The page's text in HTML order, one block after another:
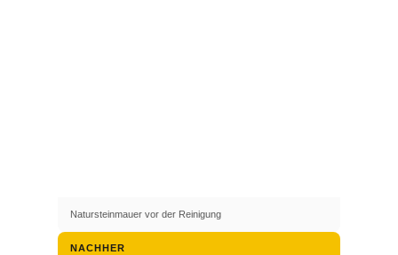
Natursteinmauer vor der Reinigung
NACHHER